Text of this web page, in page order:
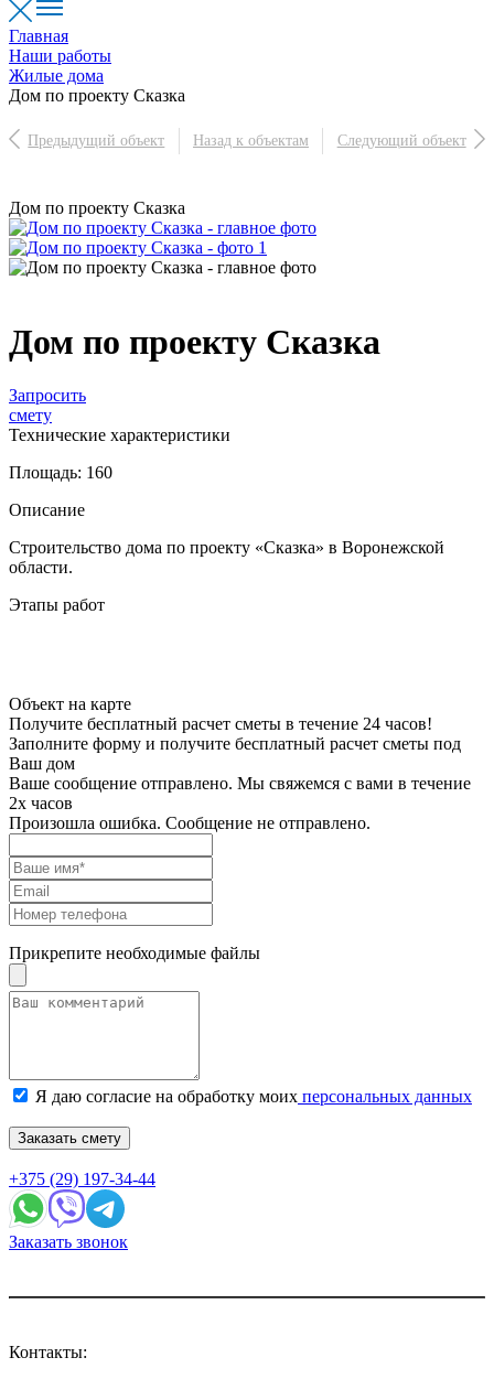
Главная
Наши работы
Жилые дома
Дом по проекту Сказка
Предыдущий объект Назад к объектам Следующий объект
Дом по проекту Сказка
Дом по проекту Сказка
Запросить
смету
Технические характеристики
Площадь: 160
Описание
Строительство дома по проекту «Сказка» в Воронежской
области.
Этапы работ
Объект на карте
Получите бесплатный расчет сметы в течение 24 часов!
Заполните форму и получите бесплатный расчет сметы под
Ваш дом
Ваше сообщение отправлено. Мы свяжемся с вами в течение
2х часов
Произошла ошибка. Сообщение не отправлено.
Прикрепите необходимые файлы
Я даю согласие на обработку моих персональных данных
Заказать смету
+375 (29) 197-34-44
Заказать звонок
Контакты: